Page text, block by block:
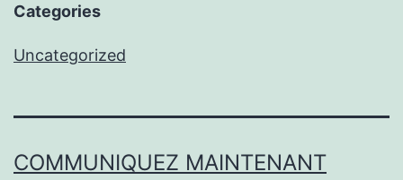
Categories
Uncategorized
COMMUNIQUEZ MAINTENANT